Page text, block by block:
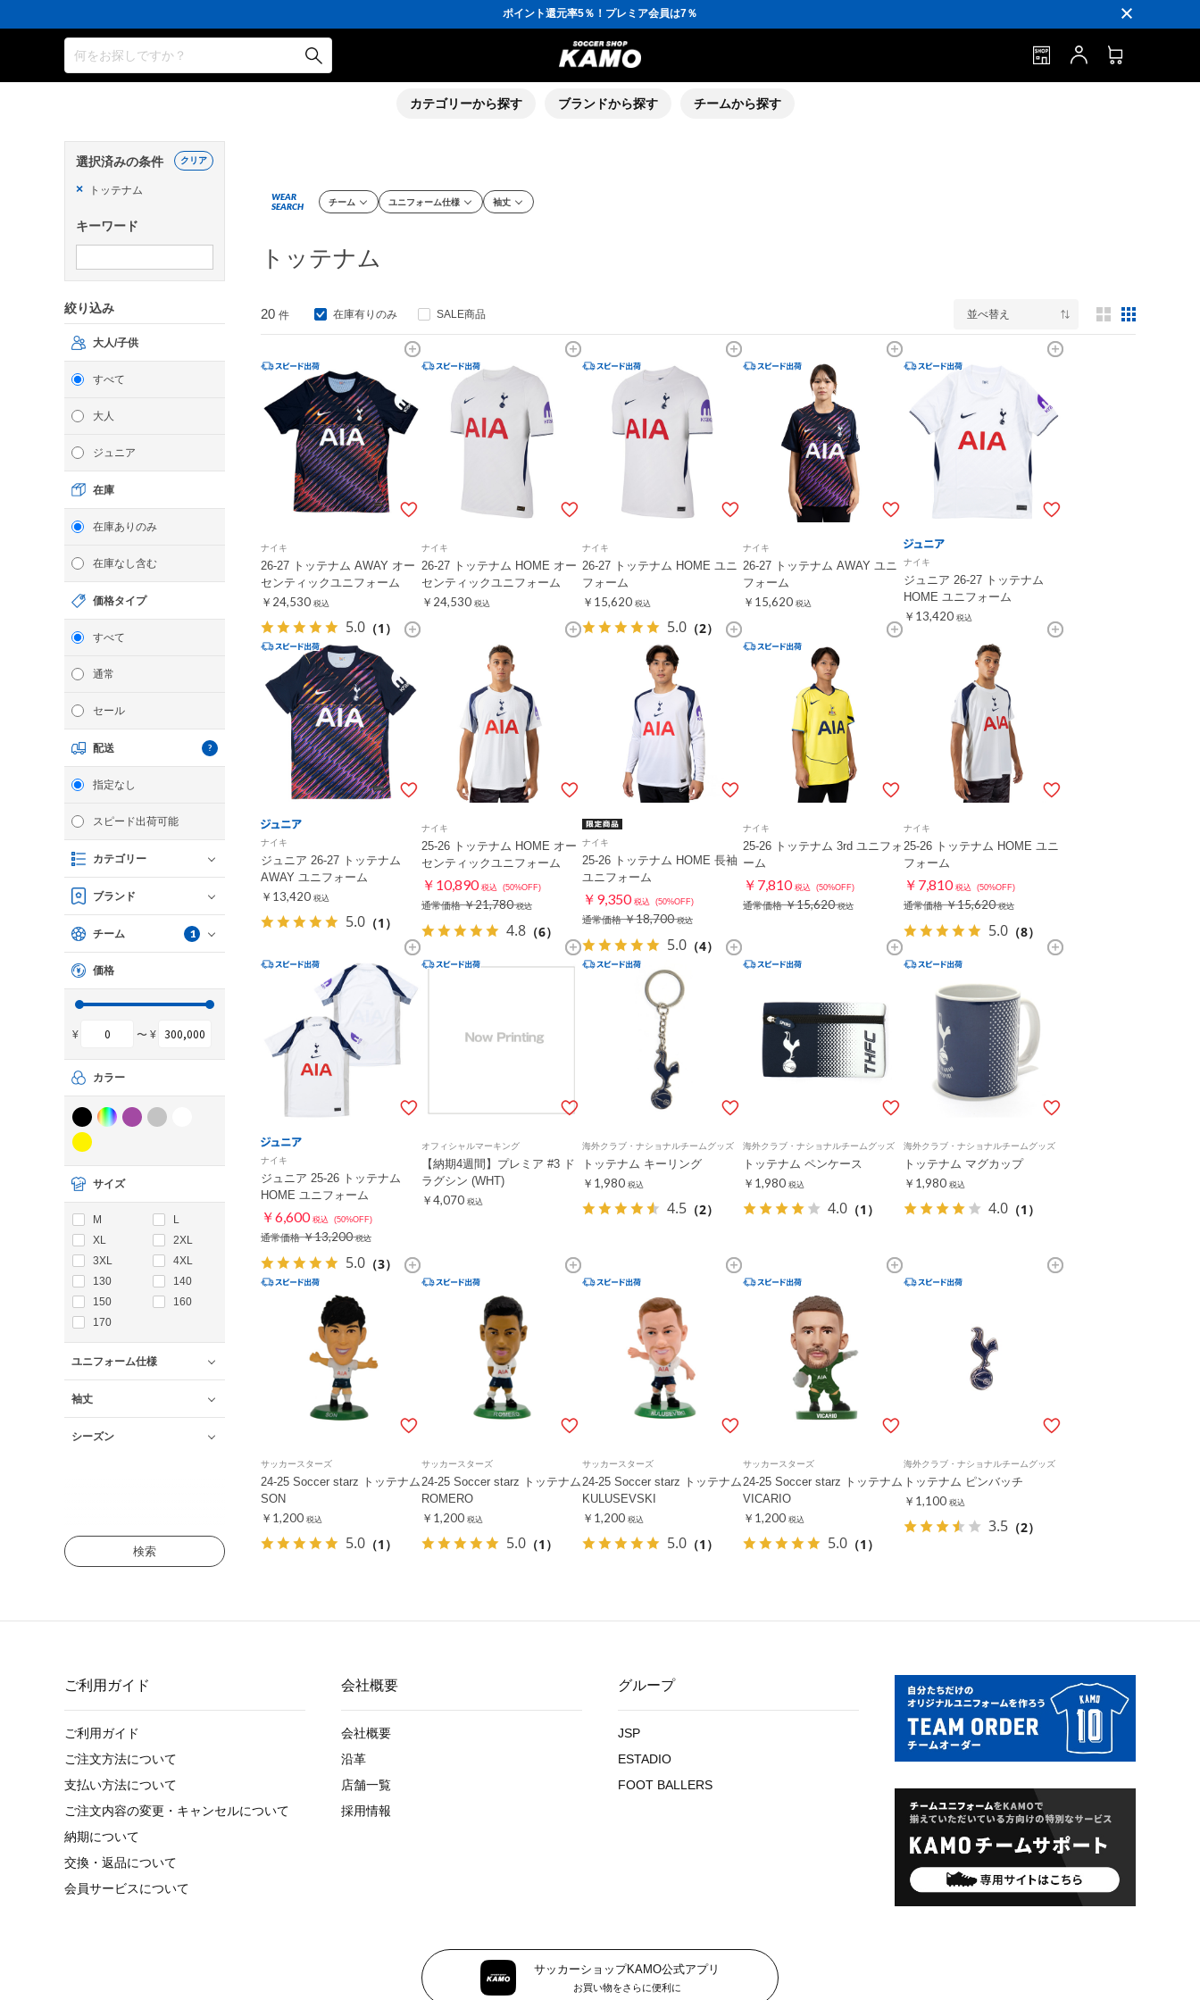
ポイント還元率5％！プレミア会員は7％
会員の方にはお誕生月に「10％OFFクーポン」プレゼント！
16,000円(税込)以上でシューズケースプレゼント！
3,300円(税込)以上で送料無料！
ポイント還元率5％！プレミア会員は7％
会員の方にはお誕生月に「10％OFFクーポン」プレゼント！
何をお探しですか？
カテゴリーから探す ブランドから探す チームから探す
検索
選択済みの条件
×
トッテナム
キーワード
クリア
絞り込み
大人/子供
すべて
大人
ジュニア
在庫
在庫ありのみ
在庫なし含む
価格タイプ
すべて
通常
セール
配送
指定なし
スピード出荷可能
カテゴリー
ブランド
チーム 1
価格
¥ 〜 ¥
カラー
サイズ
M
L
XL
2XL
3XL
4XL
130
140
150
160
170
ユニフォーム仕様
袖丈
シーズン
WEAR
SEARCH
チーム ユニフォーム仕様 袖丈
トッテナム
20 件 在庫有りのみ SALE商品 並べ替え 3列表示
ナイキ
26-27 トッテナム AWAY オー
センティックユニフォーム
￥24,530 税込
5.0 （1）
ナイキ
26-27 トッテナム HOME オー
センティックユニフォーム
￥24,530 税込
ナイキ
26-27 トッテナム HOME ユニ
フォーム
￥15,620 税込
5.0 （2）
ナイキ
26-27 トッテナム AWAY ユニ
フォーム
￥15,620 税込
ナイキ
ジュニア 26-27 トッテナム
HOME ユニフォーム
￥13,420 税込
ナイキ
ジュニア 26-27 トッテナム
AWAY ユニフォーム
￥13,420 税込
5.0 （1）
ナイキ
25-26 トッテナム HOME オー
センティックユニフォーム
￥10,890 税込 (50%OFF)
通常価格￥21,780 税込
4.8 （6）
ナイキ
25-26 トッテナム HOME 長袖
ユニフォーム
￥9,350 税込 (50%OFF)
通常価格￥18,700 税込
5.0 （4）
ナイキ
25-26 トッテナム 3rd ユニフォ
ーム
￥7,810 税込 (50%OFF)
通常価格￥15,620 税込
ナイキ
25-26 トッテナム HOME ユニ
フォーム
￥7,810 税込 (50%OFF)
通常価格￥15,620 税込
5.0 （8）
ナイキ
ジュニア 25-26 トッテナム
HOME ユニフォーム
￥6,600 税込 (50%OFF)
通常価格￥13,200 税込
5.0 （3）
オフィシャルマーキング
【納期4週間】プレミア #3 ド
ラグシン (WHT)
￥4,070 税込
海外クラブ・ナショナルチームグッズ
トッテナム キーリング
￥1,980 税込
4.5 （2）
海外クラブ・ナショナルチームグッズ
トッテナム ペンケース
￥1,980 税込
4.0 （1）
海外クラブ・ナショナルチームグッズ
トッテナム マグカップ
￥1,980 税込
4.0 （1）
サッカースターズ
24-25 Soccer starz トッテナム
SON
￥1,200 税込
5.0 （1）
サッカースターズ
24-25 Soccer starz トッテナム
ROMERO
￥1,200 税込
5.0 （1）
サッカースターズ
24-25 Soccer starz トッテナム
KULUSEVSKI
￥1,200 税込
5.0 （1）
サッカースターズ
24-25 Soccer starz トッテナム
VICARIO
￥1,200 税込
5.0 （1）
海外クラブ・ナショナルチームグッズ
トッテナム ピンバッチ
￥1,100 税込
3.5 （2）
ご利用ガイド
ご利用ガイド
ご注文方法について
支払い方法について
ご注文内容の変更・キャンセルについて
納期について
交換・返品について
会員サービスについて
会社概要
会社概要
沿革
店舗一覧
採用情報
グループ
JSP
ESTADIO
FOOT BALLERS
サッカーショップKAMO公式アプリ
お買い物をさらに便利に